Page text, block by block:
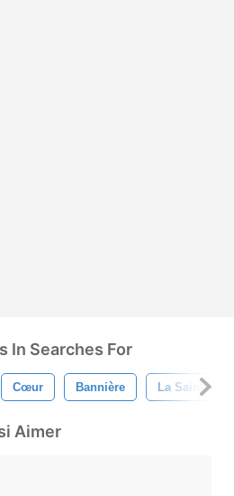
In Searches For
Cœur Bannière La Saint-
Aimer